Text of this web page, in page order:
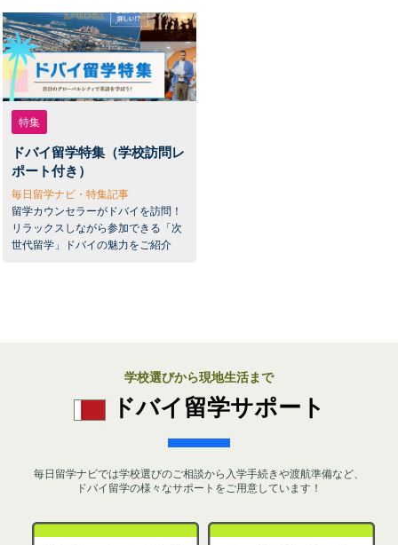
特集
ドバイ留学特集（学校訪問レ
ポート付き）
毎日留学ナビ・特集記事
留学カウンセラーがドバイを訪問！
リラックスしながら参加できる「次
世代留学」ドバイの魅力をご紹介
学校選びから現地生活まで
ドバイ留学サポート
毎日留学ナビでは学校選びのご相談から入学手続きや渡航準備など、
ドバイ留学の様々なサポートをご用意しています！